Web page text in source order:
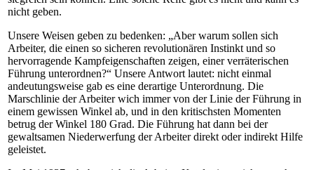
nicht geben.
Unsere Weisen geben zu bedenken: „Aber warum sollen sich
Arbeiter, die einen so sicheren revolutionären Instinkt und so
hervorragende Kampfeigenschaften zeigen, einer verräterischen
Führung unterordnen?“ Unsere Antwort lautet: nicht einmal
andeutungsweise gab es eine derartige Unterordnung. Die
Marschlinie der Arbeiter wich immer von der Linie der Führung in
einem gewissen Winkel ab, und in den kritischsten Momenten
betrug der Winkel 180 Grad. Die Führung hat dann bei der
gewaltsamen Niederwerfung der Arbeiter direkt oder indirekt Hilfe
geleistet.